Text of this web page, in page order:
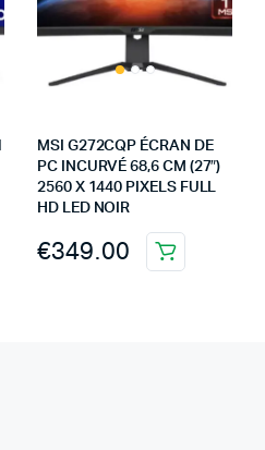
MSI G272CQP ÉCRAN DE
PC INCURVÉ 68,6 CM (27″)
2560 X 1440 PIXELS FULL
HD LED NOIR
€349.00